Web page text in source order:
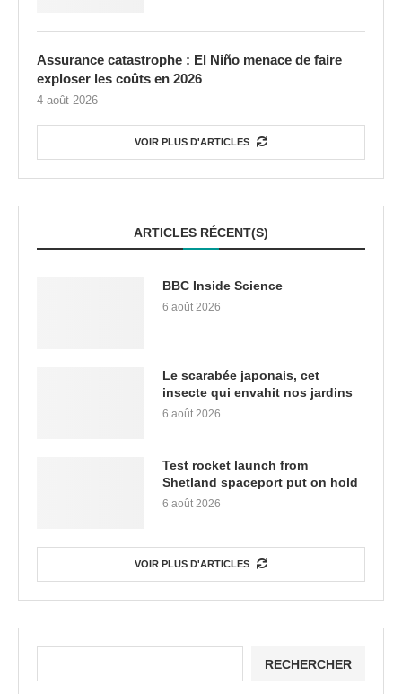
Assurance catastrophe : El Niño menace de faire
exploser les coûts en 2026
4 août 2026
VOIR PLUS D'ARTICLES
ARTICLES RÉCENT(S)
BBC Inside Science
6 août 2026
Le scarabée japonais, cet
insecte qui envahit nos jardins
6 août 2026
Test rocket launch from
Shetland spaceport put on hold
6 août 2026
VOIR PLUS D'ARTICLES
RECHERCHER